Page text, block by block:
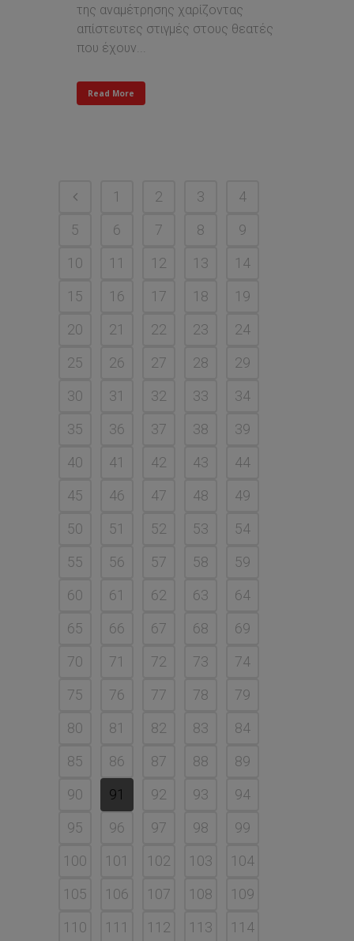
της αναμέτρησης χαρίζοντας
απίστευτες στιγμές στους θεατές
που έχουν...
Read More
1 2 3
4
5
6 7 8
9
10
11 12 13
14
15
16 17 18
19
20
21 22 23
24
25
26 27 28
29
30
31 32 33
34
35
36 37 38
39
40
41 42 43
44
45
46 47 48
49
50
51 52 53
54
55
56 57 58
59
60
61 62 63
64
65
66 67 68
69
70
71 72 73
74
75
76 77 78
79
80
81 82 83
84
85
86 87 88
89
90
91 92 93
94
95
96 97 98
99
100
101 102 103
104
105
106 107 108
109
110
111 112 113
114